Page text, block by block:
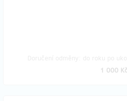
1 000 Kč